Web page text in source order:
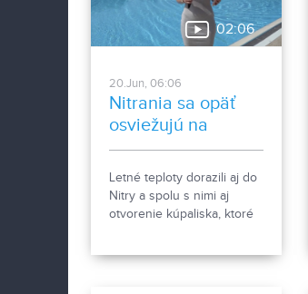
02:06
20.Jun, 06:06
Nitrania sa opäť
osviežujú na
kúpalisku
Letné teploty dorazili aj do
Nitry a spolu s nimi aj
otvorenie kúpaliska, ktoré